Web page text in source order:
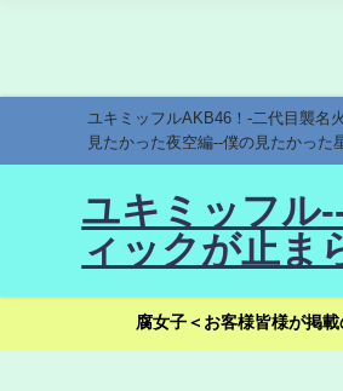
ユキミッフルAKB46！-二代目襲名
見たかった夜空編--僕の見たかった
ユキミッフル
ィックが止ま
腐女子＜お客様皆様が掲